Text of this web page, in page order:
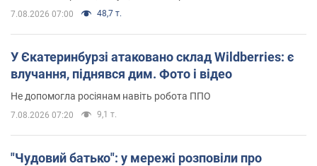
7.08.2026 07:00 48,7 т.
У Єкатеринбурзі атаковано склад Wildberries: є
влучання, піднявся дим. Фото і відео
Не допомогла росіянам навіть робота ППО
7.08.2026 07:20 9,1 т.
"Чудовий батько": у мережі розповіли про